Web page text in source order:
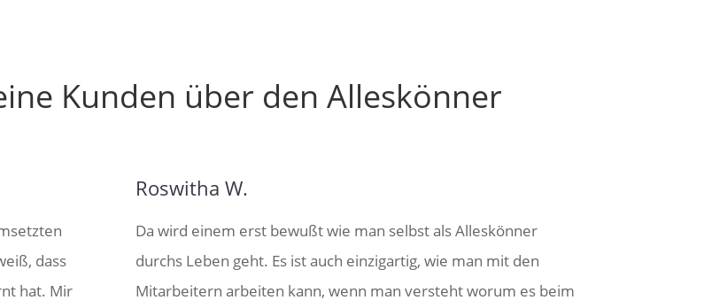
Kunden über den Alleskönner
dass
hat. Mir
Roswitha W.
Da wird einem erst bewußt wie man selbst als Alleskönner
durchs Leben geht. Es ist auch einzigartig, wie man mit den
Mitarbeitern arbeiten kann, wenn man versteht worum es beim